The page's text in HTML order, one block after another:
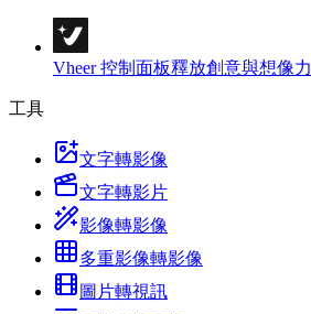
Vheer 控制面板釋放創意與想像力
工具
文字轉影像
文字轉影片
影像轉影像
多重影像轉影像
圖片轉視訊